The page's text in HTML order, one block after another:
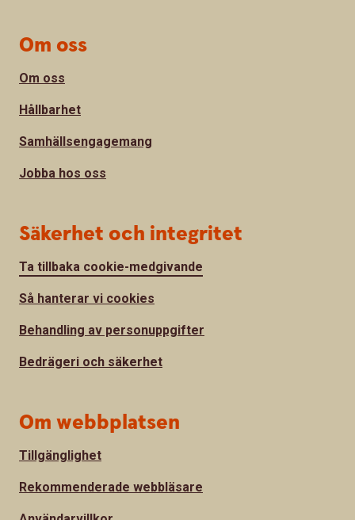
Om oss
Om oss
Hållbarhet
Samhällsengagemang
Jobba hos oss
Säkerhet och integritet
Ta tillbaka cookie-medgivande
Så hanterar vi cookies
Behandling av personuppgifter
Bedrägeri och säkerhet
Om webbplatsen
Tillgänglighet
Rekommenderade webbläsare